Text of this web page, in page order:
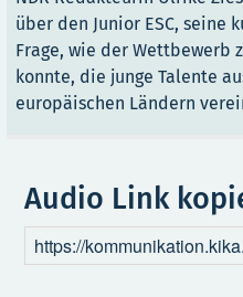
über den Junior ESC,
Frage, wie der Wettbewerb
konnte, die junge Talente
europäischen Ländern
Audio Link